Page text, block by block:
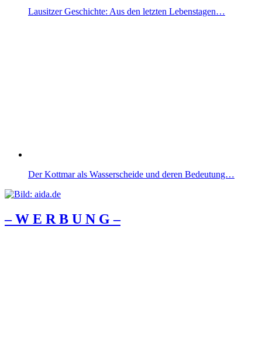
Lausitzer Geschichte: Aus den letzten Lebenstagen…
Der Kottmar als Wasserscheide und deren Bedeutung…
– W Ε R Β U Ν G –